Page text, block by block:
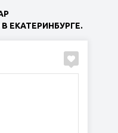
ЕКАТЕРИНБУРГЕ.